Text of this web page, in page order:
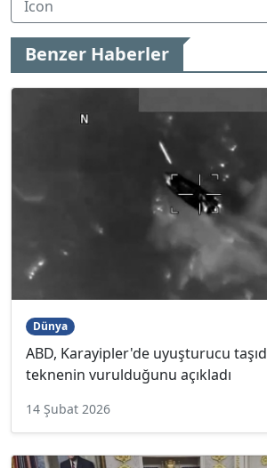
Benzer Haberler
Dünya
ABD, Karayipler'de uyuşturucu
teknenin vurulduğunu açıkladı
14 Şubat 2026